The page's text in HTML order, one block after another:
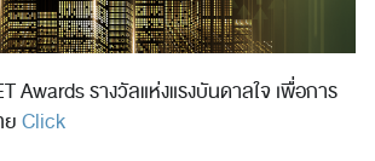
Awards รางวัลแห่งแรงบันดาลใจ เพื่อการ
Click